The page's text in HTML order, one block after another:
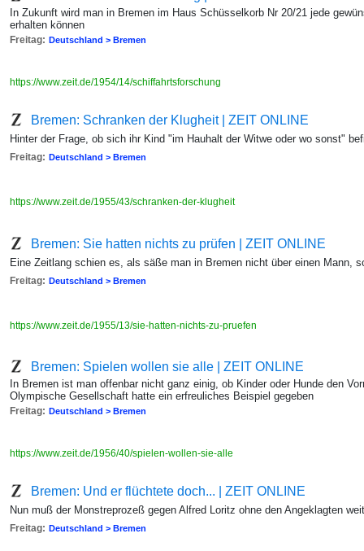
In Zukunft wird man in Bremen im Haus Schüsselkorb Nr 20/21 jede
erhalten können
Freitag: Deutschland > Bremen
https://www.zeit.de/1954/14/schiffahrtsforschung
Bremen: Schranken der Klugheit | ZEIT ONLINE
Hinter der Frage, ob sich ihr Kind "im Hauhalt der Witwe oder wo sonst"
Freitag: Deutschland > Bremen
https://www.zeit.de/1955/43/schranken-der-klugheit
Bremen: Sie hatten nichts zu prüfen | ZEIT ONLINE
Eine Zeitlang schien es, als säße man in Bremen nicht über einen Mann,
Freitag: Deutschland > Bremen
https://www.zeit.de/1955/13/sie-hatten-nichts-zu-pruefen
Bremen: Spielen wollen sie alle | ZEIT ONLINE
In Bremen ist man offenbar nicht ganz einig, ob Kinder oder Hunde den
Olympische Gesellschaft hatte ein erfreuliches Beispiel gegeben
Freitag: Deutschland > Bremen
https://www.zeit.de/1956/40/spielen-wollen-sie-alle
Bremen: Und er flüchtete doch... | ZEIT ONLINE
Nun muß der Monstreprozeß gegen Alfred Loritz ohne den Angeklagten
Freitag: Deutschland > Bremen